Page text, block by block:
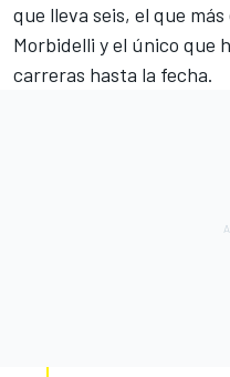
que lleva seis, el que
Morbidelli y el único que
carreras hasta la fecha.